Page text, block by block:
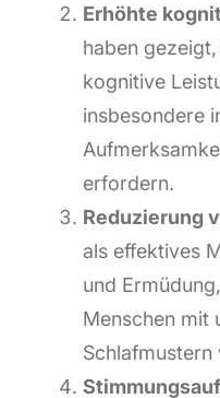
Erhöhte
haben
kognitive
insbesondere
erfordern.
Reduzierung
als effektives
und
Menschen mit
Schlafmustern